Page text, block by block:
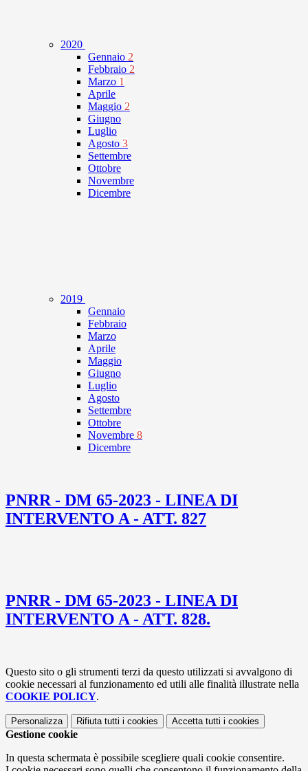
2020
Gennaio 2
Febbraio 2
Marzo 1
Aprile
Maggio 2
Giugno
Luglio
Agosto 3
Settembre
Ottobre
Novembre
Dicembre
2019
Gennaio
Febbraio
Marzo
Aprile
Maggio
Giugno
Luglio
Agosto
Settembre
Ottobre
Novembre 8
Dicembre
PNRR - DM 65-2023 - LINEA DI
INTERVENTO A - ATT. 827
PNRR - DM 65-2023 - LINEA DI
INTERVENTO A - ATT. 828.
Questo sito o gli strumenti terzi da questo utilizzati si avvalgono di
cookie necessari al funzionamento ed utili alle finalità illustrate nella
COOKIE POLICY.
Personalizza Rifiuta tutti i cookies Accetta tutti i cookies
Gestione cookie
In questa schermata è possibile scegliere quali cookie consentire.